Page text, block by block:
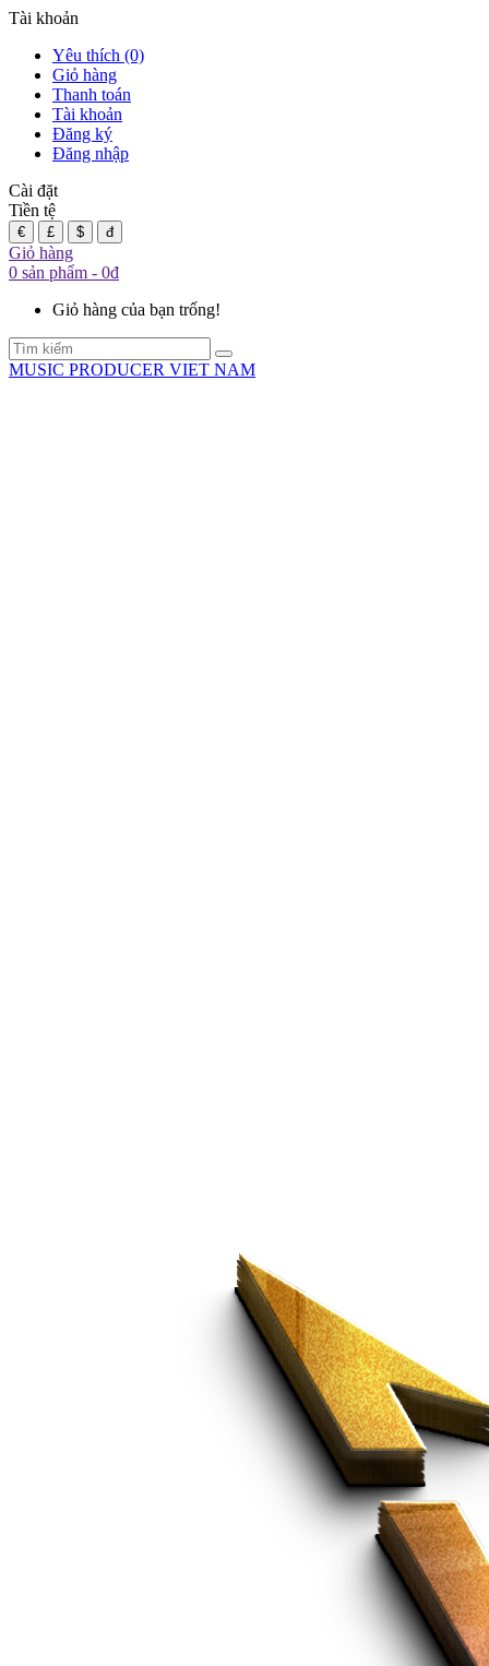
Tài khoản
Yêu thích (0)
Giỏ hàng
Thanh toán
Tài khoản
Đăng ký
Đăng nhập
Cài đặt
Tiền tệ
€ £ $ đ
Giỏ hàng
0 sản phẩm - 0đ
Giỏ hàng của bạn trống!
MUSIC PRODUCER VIET NAM